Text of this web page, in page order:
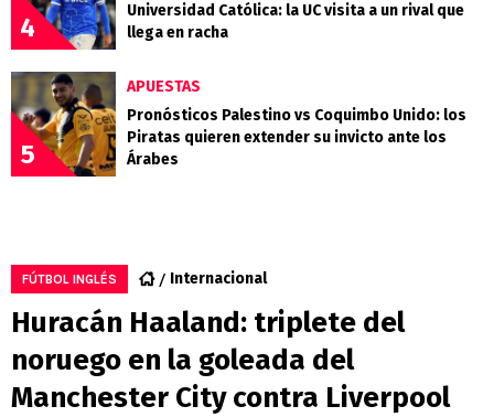
4
Universidad Católica: la UC visita a un rival que
llega en racha
5
APUESTAS
Pronósticos Palestino vs Coquimbo Unido: los
Piratas quieren extender su invicto ante los
Árabes
FÚTBOL INGLÉS Internacional
Huracán Haaland: triplete del
noruego en la goleada del
Manchester City contra Liverpool